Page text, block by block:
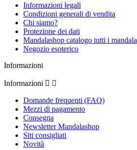
Informazioni legali
Condizioni generali di vendita
Chi siamo?
Protezione dei dati
Mandalashop catalogo tutti i mandala
Negozio esoterico
Informazioni
Informazioni  
Domande frequenti (FAQ)
Mezzi di pagamento
Consegna
Newsletter Mandalashop
Siti consigliati
Novità